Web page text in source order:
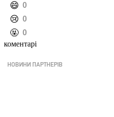
️😄 0
️😢 0
️🤬 0
коментарі